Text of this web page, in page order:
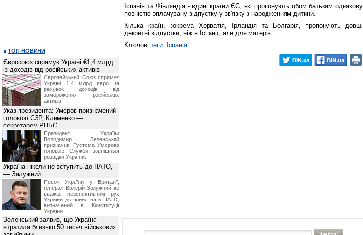
Іспанія та Фінляндія - єдині країни ЄС, які пропонують обом батькам однакову
повністю оплачувану відпустку у зв'язку з народженням дитини.
Кілька країн, зокрема Хорватія, Ірландія та Болгарія, пропонують довші
декретні відпустки, ніж в Іспанії, але для матерів.
Ключові теги: Іспанія
ТОП-НОВИНИ
Євросоюз спрямує Україні €1,4 млрд
із доходів від російських активів
Європейський Союз спрямує
Україні 1,4 млрд євро за
рахунок доходів від
заморожених російських
активів.
Указ президента: Умєров призначений
головою СЗР, Клименко —
секретарем РНБО
Президент України
Володимир Зеленський
призначив Pустема Умєрова
головою Служби зовнішньої
розвідки України.
Україна ніколи не вступить до НАТО,
— Залужний
Посол України у Британії,
генерал Валерій Залужний не
вважає перспективним рух
України до членства в НАТО,
визначений в Конституції
України.
Зеленський заявив, що Україна
втратила близько 50 тисяч військових